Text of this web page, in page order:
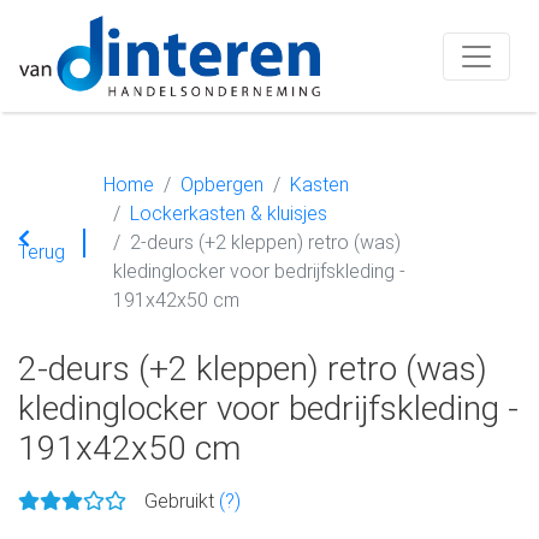
Terug
Home Opbergen
Kasten
Lockerkasten & kluisjes
2-deurs (+2 kleppen) retro (was)
kledinglocker voor bedrijfskleding -
191x42x50 cm
2-deurs (+2 kleppen) retro (was)
kledinglocker voor bedrijfskleding -
191x42x50 cm
Gebruikt (?)